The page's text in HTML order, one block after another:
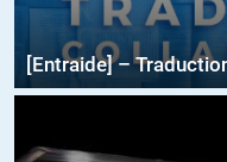
[Entraide] –